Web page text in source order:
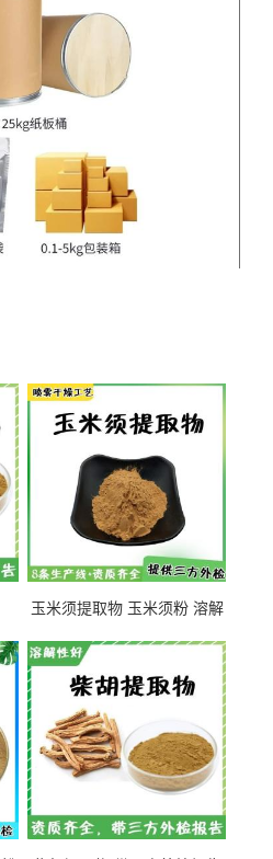
玉米须提取物 玉米须粉 溶解